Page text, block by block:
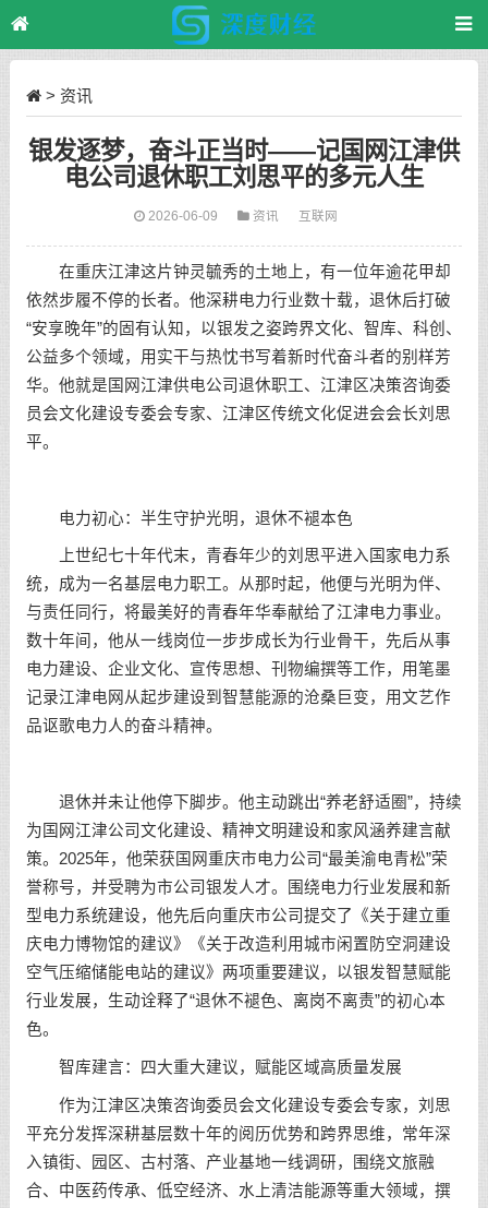
> 资讯
银发逐梦，奋斗正当时——记国网江津供
电公司退休职工刘思平的多元人生
2026-06-09 资讯 互联网
在重庆江津这片钟灵毓秀的土地上，有一位年逾花甲却
依然步履不停的长者。他深耕电力行业数十载，退休后打破
“安享晚年”的固有认知，以银发之姿跨界文化、智库、科创、
公益多个领域，用实干与热忱书写着新时代奋斗者的别样芳
华。他就是国网江津供电公司退休职工、江津区决策咨询委
员会文化建设专委会专家、江津区传统文化促进会会长刘思
平。
电力初心：半生守护光明，退休不褪本色
上世纪七十年代末，青春年少的刘思平进入国家电力系
统，成为一名基层电力职工。从那时起，他便与光明为伴、
与责任同行，将最美好的青春年华奉献给了江津电力事业。
数十年间，他从一线岗位一步步成长为行业骨干，先后从事
电力建设、企业文化、宣传思想、刊物编撰等工作，用笔墨
记录江津电网从起步建设到智慧能源的沧桑巨变，用文艺作
品讴歌电力人的奋斗精神。
退休并未让他停下脚步。他主动跳出“养老舒适圈”，持续
为国网江津公司文化建设、精神文明建设和家风涵养建言献
策。2025年，他荣获国网重庆市电力公司“最美渝电青松”荣
誉称号，并受聘为市公司银发人才。围绕电力行业发展和新
型电力系统建设，他先后向重庆市公司提交了《关于建立重
庆电力博物馆的建议》《关于改造利用城市闲置防空洞建设
空气压缩储能电站的建议》两项重要建议，以银发智慧赋能
行业发展，生动诠释了“退休不褪色、离岗不离责”的初心本
色。
智库建言：四大重大建议，赋能区域高质量发展
作为江津区决策咨询委员会文化建设专委会专家，刘思
平充分发挥深耕基层数十年的阅历优势和跨界思维，常年深
入镇街、园区、古村落、产业基地一线调研，围绕文旅融
合、中医药传承、低空经济、水上清洁能源等重大领域，撰